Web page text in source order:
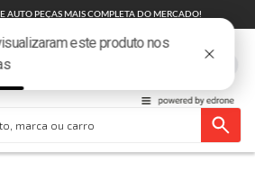
AUTO PEÇAS MAIS COMPLETA DO MERCADO!